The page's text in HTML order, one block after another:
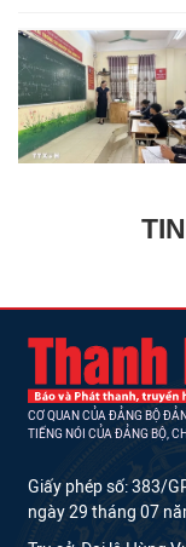
CƠ QUAN CỦA ĐẢNG BỘ
TIẾNG NÓI CỦA ĐẢNG BỘ,
Giấy phép số: 383/
ngày 29 tháng 07